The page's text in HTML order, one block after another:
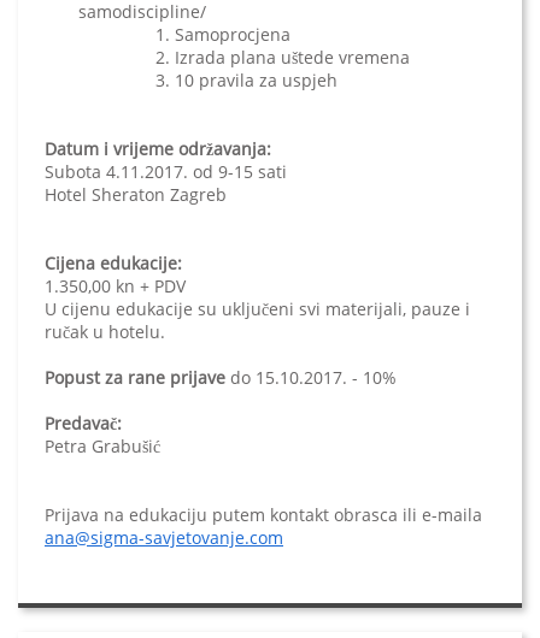
samodiscipline/
Samoprocjena
Izrada plana uštede vremena
10 pravila za uspjeh
Datum i vrijeme održavanja:
Subota 4.11.2017. od 9-15 sati
Hotel Sheraton Zagreb
Cijena edukacije:
1.350,00 kn + PDV
U cijenu edukacije su uključeni svi materijali, pauze i
ručak u hotelu.
Popust za rane prijave do 15.10.2017. - 10%
Predavač:
Petra Grabušić
Prijava na edukaciju putem kontakt obrasca ili e-maila
ana@sigma-savjetovanje.com